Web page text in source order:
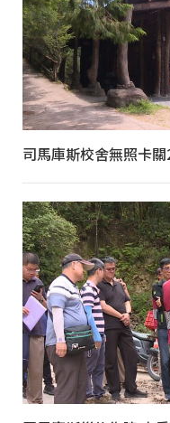
司馬庫斯校舍無照卡